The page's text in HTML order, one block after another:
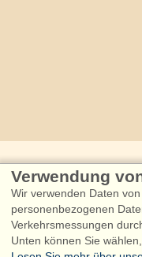
Følg os
Verwendung
Wir verwenden Daten
personenbezogenen
Verkehrsmessungen
Unten können Sie